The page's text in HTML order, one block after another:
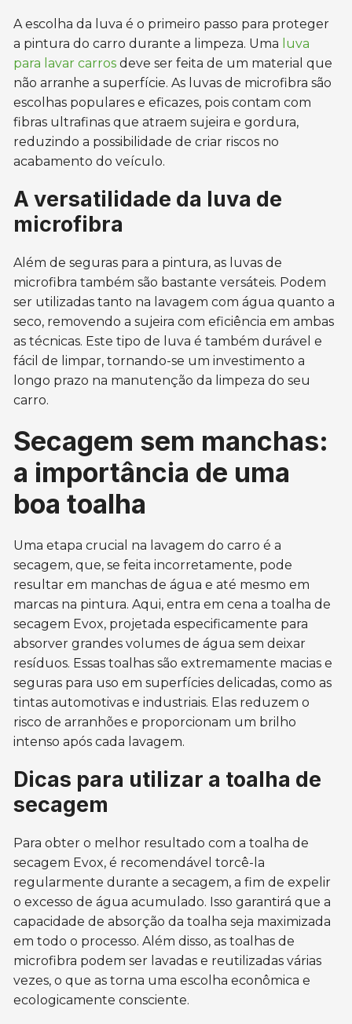
A escolha da luva é o primeiro passo para proteger
a pintura do carro durante a limpeza. Uma luva
para lavar carros deve ser feita de um material que
não arranhe a superfície. As luvas de microfibra são
escolhas populares e eficazes, pois contam com
fibras ultrafinas que atraem sujeira e gordura,
reduzindo a possibilidade de criar riscos no
acabamento do veículo.
A versatilidade da luva de
microfibra
Além de seguras para a pintura, as luvas de
microfibra também são bastante versáteis. Podem
ser utilizadas tanto na lavagem com água quanto a
seco, removendo a sujeira com eficiência em ambas
as técnicas. Este tipo de luva é também durável e
fácil de limpar, tornando-se um investimento a
longo prazo na manutenção da limpeza do seu
carro.
Secagem sem manchas:
a importância de uma
boa toalha
Uma etapa crucial na lavagem do carro é a
secagem, que, se feita incorretamente, pode
resultar em manchas de água e até mesmo em
marcas na pintura. Aqui, entra em cena a toalha de
secagem Evox, projetada especificamente para
absorver grandes volumes de água sem deixar
resíduos. Essas toalhas são extremamente macias e
seguras para uso em superfícies delicadas, como as
tintas automotivas e industriais. Elas reduzem o
risco de arranhões e proporcionam um brilho
intenso após cada lavagem.
Dicas para utilizar a toalha de
secagem
Para obter o melhor resultado com a toalha de
secagem Evox, é recomendável torcê-la
regularmente durante a secagem, a fim de expelir
o excesso de água acumulado. Isso garantirá que a
capacidade de absorção da toalha seja maximizada
em todo o processo. Além disso, as toalhas de
microfibra podem ser lavadas e reutilizadas várias
vezes, o que as torna uma escolha econômica e
ecologicamente consciente.